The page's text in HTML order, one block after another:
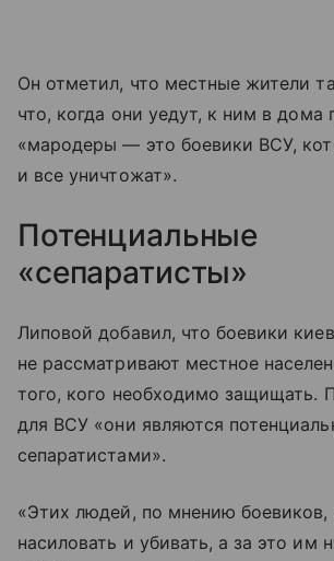
Он отметил, что местные жители
что, когда они уедут, к ним в дома
«мародеры — это боевики ВСУ,
и все уничтожат».
Потенциальные
«сепаратисты»
Липовой добавил, что боевики
не рассматривают местное
того, кого необходимо защищать.
для ВСУ «они являются
сепаратистами».
«Этих людей, по мнению боевиков,
насиловать и убивать, а за это им